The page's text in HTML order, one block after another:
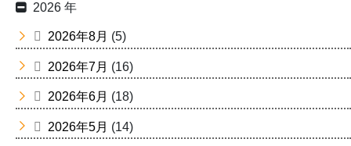
2026 年
2026年8月 (5)
2026年7月 (16)
2026年6月 (18)
2026年5月 (14)